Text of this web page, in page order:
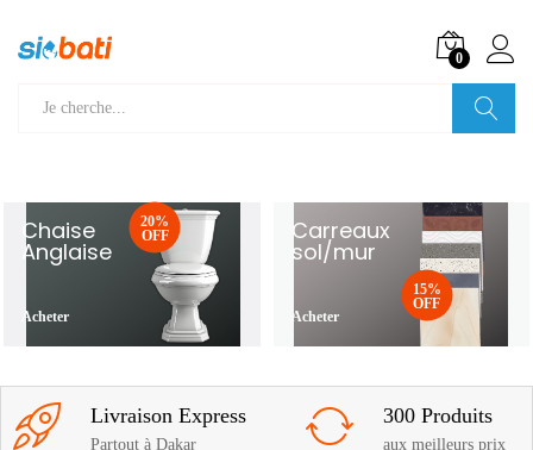
0
Chaise
Anglaise
Acheter
20%
OFF
Carreaux
sol/mur
Acheter
15%
OFF
Livraison Express
Partout à Dakar
300 Produits
aux meilleurs prix